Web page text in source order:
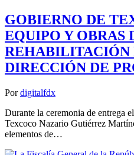
GOBIERNO DE
EQUIPO Y OBRAS
REHABILITACIÓN
DIRECCIÓN DE
Por digitalfdx
Durante la ceremonia de entrega
Texcoco Nazario Gutiérrez
elementos de…